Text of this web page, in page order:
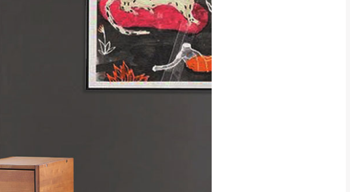
雙溪、貢寮、烏來、平溪、九份、石
門、林口 下福里、新店山區、三峽山區、
石碇、坪林、福隆、淡水山區、北投湖山
路、深坑山區
鄉、大湖鄉、頭屋、獅潭鄉
其他的吊掛方式吊運，費用將由買方自
指定特定時間送達，司機當天到貨前皆
另行寄出，另外約加上2~7個工作天內